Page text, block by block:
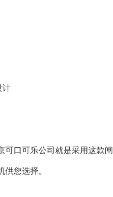
计
可口可乐公司就是采用这款
您选择。